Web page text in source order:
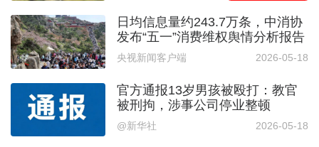
日均信息量约243.7万条，中消协
发布“五一”消费维权舆情分析报告
央视新闻客户端 2026-05-18
官方通报13岁男孩被殴打：教官
被刑拘，涉事公司停业整顿
@新华社 2026-05-18